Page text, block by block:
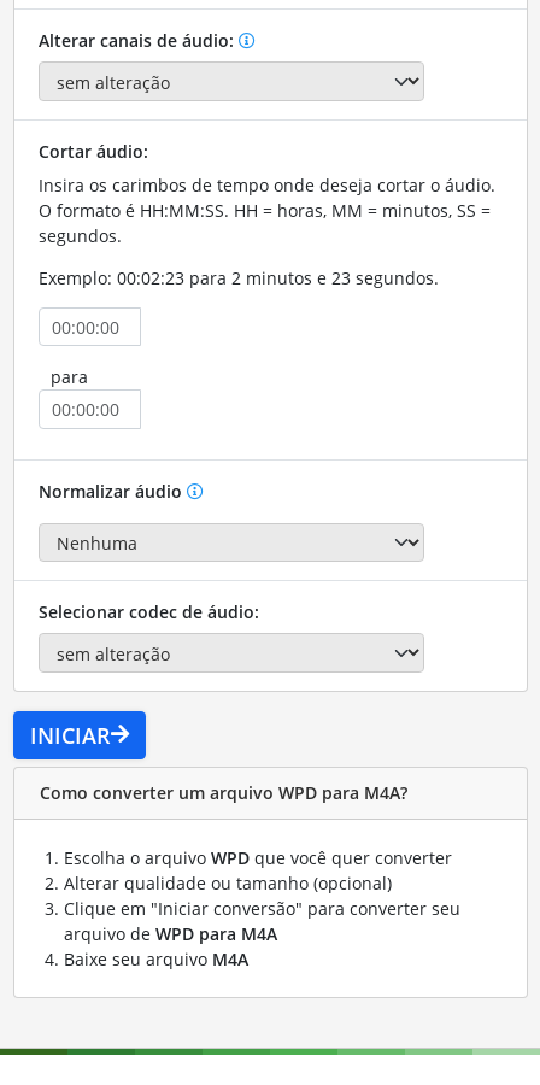
Alterar canais de áudio:
Cortar áudio:
Insira os carimbos de tempo onde deseja cortar o áudio.
O formato é HH:MM:SS. HH = horas, MM = minutos, SS =
segundos.
Exemplo: 00:02:23 para 2 minutos e 23 segundos.
para
Normalizar áudio
Selecionar codec de áudio:
INICIAR
Como converter um arquivo WPD para M4A?
Escolha o arquivo WPDque você quer converter
Alterar qualidade ou tamanho (opcional)
Clique em "Iniciar conversão" para converter seu
arquivo de WPD para M4A
Baixe seu arquivo M4A